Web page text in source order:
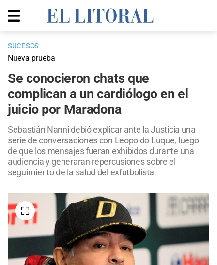
SUCESOS
Nueva prueba
Se conocieron chats que
complican a un cardiólogo en el
juicio por Maradona
Sebastián Nanni debió explicar ante la Justicia una
serie de conversaciones con Leopoldo Luque, luego
de que los mensajes fueran exhibidos durante una
audiencia y generaran repercusiones sobre el
seguimiento de la salud del exfutbolista.